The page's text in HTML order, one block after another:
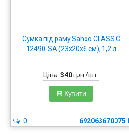
Сумка під раму Sahoo CLASSIC
12490-SA (23x20x6 см), 1,2 л
Ціна:340грн./шт.
Купити
6920636700751
0